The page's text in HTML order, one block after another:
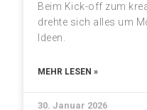
Beim Kick-off zum
drehte sich alles um
Ideen.
MEHR LESEN »
30. Januar 2026